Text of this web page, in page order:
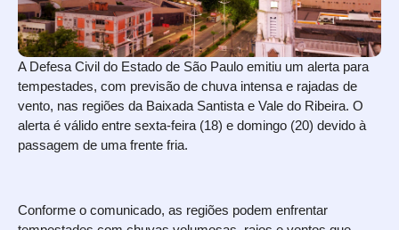
A Defesa Civil do Estado de São Paulo emitiu um alerta para
tempestades, com previsão de chuva intensa e rajadas de
vento, nas regiões da Baixada Santista e Vale do Ribeira. O
alerta é válido entre sexta-feira (18) e domingo (20) devido à
passagem de uma frente fria.
Conforme o comunicado, as regiões podem enfrentar